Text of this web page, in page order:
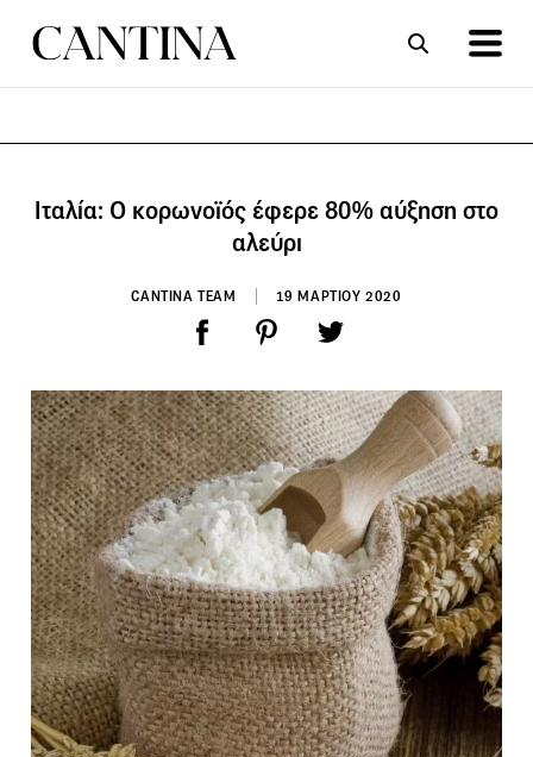
Ιταλία: Ο κορωνοϊός έφερε 80% αύξηση στο
αλεύρι
CANTINA TEAM 19 ΜΑΡΤΙΟΥ 2020